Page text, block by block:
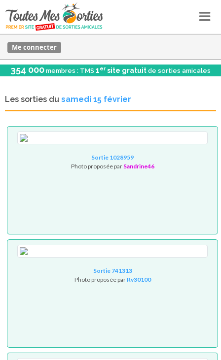
Me connecter
354 000 membres : TMS 1er site gratuit de sorties amicales
Les sorties du samedi 15 février
Sortie 1028959
Photo proposée par Sandrine46
Sortie 741313
Photo proposée par Rv30100